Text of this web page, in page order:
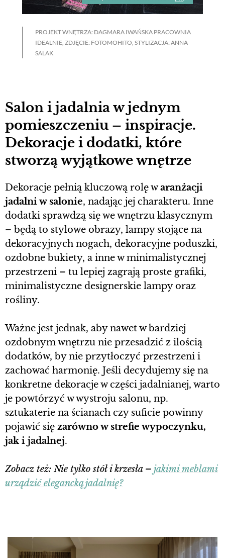
PROJEKT WNĘTRZA: DAGMARA IWAŃSKA PRACOWNIA
IDEALNIE, ZDJĘCIE: FOTOMOHITO, STYLIZACJA: ANNA
SALAK
Salon i jadalnia w jednym
pomieszczeniu – inspiracje.
Dekoracje i dodatki, które
stworzą wyjątkowe wnętrze
Dekoracje pełnią kluczową rolę waranżacji
jadalni w salonie, nadając jej charakteru. Inne
dodatki sprawdzą się we wnętrzu klasycznym
– będą to stylowe obrazy, lampy stojące na
dekoracyjnych nogach, dekoracyjne poduszki,
ozdobne bukiety, a inne w minimalistycznej
przestrzeni – tu lepiej zagrają proste grafiki,
minimalistyczne designerskie lampy oraz
rośliny.
Ważne jest jednak, aby nawet w bardziej
ozdobnym wnętrzu nie przesadzić z ilością
dodatków, by nie przytłoczyć przestrzeni i
zachować harmonię. Jeśli decydujemy się na
konkretne dekoracje w części jadalnianej, warto
je powtórzyć w wystroju salonu, np.
sztukaterie na ścianach czy suficie powinny
pojawić się zarówno w strefie wypoczynku,
jak i jadalnej.
Zobacz też: Nie tylko stół i krzesła – jakimi meblami
urządzić elegancką jadalnię?